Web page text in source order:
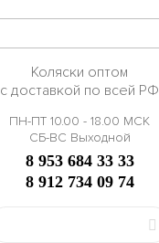
Коляски оптом
с доставкой по всей РФ
ПН-ПТ 10.00 - 18.00 МСК
СБ-ВС Выходной
8 953 684 33 33
8 912 734 09 74